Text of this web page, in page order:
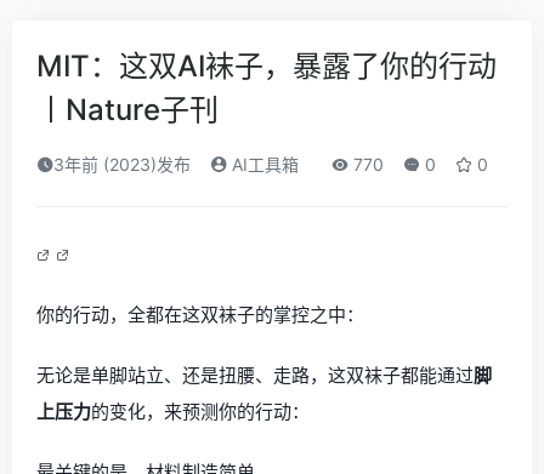
MIT：这双AI袜子，暴露了你的行动
丨Nature子刊
3年前 (2023)发布 AI工具箱 770 0 0
你的行动，全都在这双袜子的掌控之中：
无论是单脚站立、还是扭腰、走路，这双袜子都能通过脚
上压力的变化，来预测你的行动：